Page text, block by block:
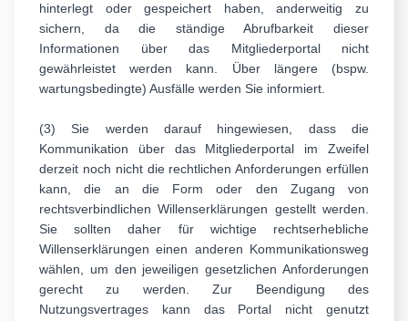
hinterlegt oder gespeichert haben, anderweitig zu
sichern, da die ständige Abrufbarkeit dieser
Informationen über das Mitgliederportal nicht
gewährleistet werden kann. Über längere (bspw.
wartungsbedingte) Ausfälle werden Sie informiert.
(3) Sie werden darauf hingewiesen, dass die
Kommunikation über das Mitgliederportal im Zweifel
derzeit noch nicht die rechtlichen Anforderungen erfüllen
kann, die an die Form oder den Zugang von
rechtsverbindlichen Willenserklärungen gestellt werden.
Sie sollten daher für wichtige rechtserhebliche
Willenserklärungen einen anderen Kommunikationsweg
wählen, um den jeweiligen gesetzlichen Anforderungen
gerecht zu werden. Zur Beendigung des
Nutzungsvertrages kann das Portal nicht genutzt